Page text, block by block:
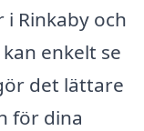
Rinkaby och
enkelt se
det lättare
för dina